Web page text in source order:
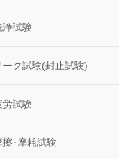
浄試験
ーク試験(封止試験)
労試験
擦･摩耗試験